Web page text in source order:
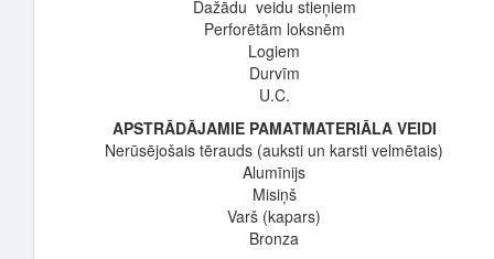
Dažādu veidu stieņiem
Perforētām loksnēm
Logiem
Durvīm
U.C.
APSTRĀDĀJAMIE PAMATMATERIĀLA VEIDI
Nerūsējošais tērauds (auksti un karsti velmētais)
Alumīnijs
Misiņš
Varš (kapars)
Bronza